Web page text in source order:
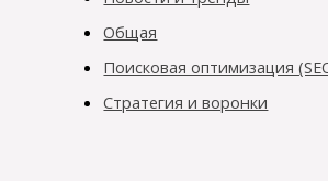
Общая
Поисковая оптимизация
Стратегия и воронки